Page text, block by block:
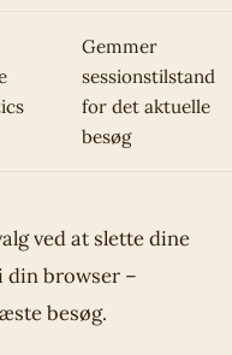
Gemmer
sessionstilstand
for det aktuelle
besøg
ved at slette dine
din browser –
besøg.